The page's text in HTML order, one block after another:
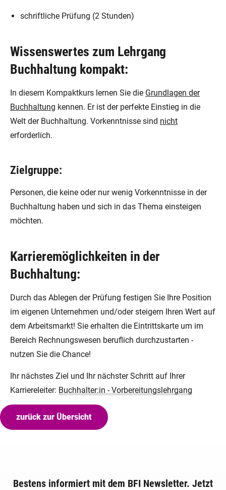
schriftliche Prüfung (2 Stunden)
Wissenswertes zum Lehrgang
Buchhaltung kompakt:
In diesem Kompaktkurs lernen Sie die Grundlagen der
Buchhaltung kennen. Er ist der perfekte Einstieg in die
Welt der Buchhaltung. Vorkenntnisse sind nicht
erforderlich.
Zielgruppe:
Personen, die keine oder nur wenig Vorkenntnisse in der
Buchhaltung haben und sich in das Thema einsteigen
möchten.
Karrieremöglichkeiten in der
Buchhaltung:
Durch das Ablegen der Prüfung festigen Sie Ihre Position
im eigenen Unternehmen und/oder steigern Ihren Wert auf
dem Arbeitsmarkt! Sie erhalten die Eintrittskarte um im
Bereich Rechnungswesen beruflich durchzustarten -
nutzen Sie die Chance!
Ihr nächstes Ziel und Ihr nächster Schritt auf Ihrer
Karriereleiter: Buchhalter:in - Vorbereitungslehrgang
zurück zur Übersicht
Bestens informiert mit dem BFI Newsletter. Jetzt